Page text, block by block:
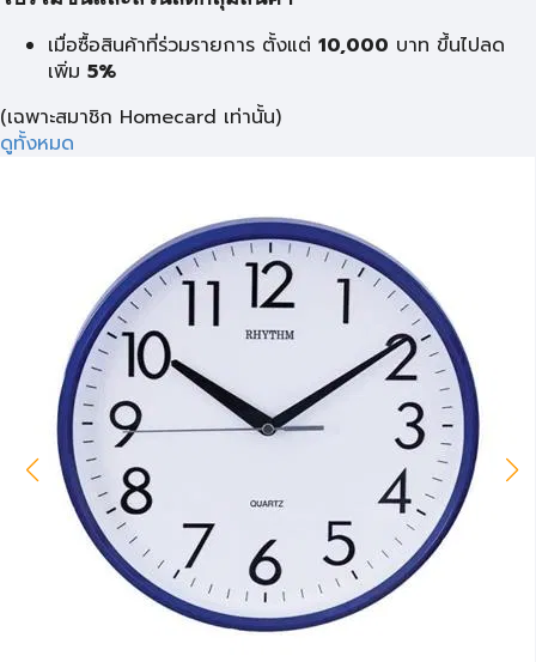
เมื่อซื้อสินค้าที่ร่วมรายการ ตั้งแต่ 10,000 บาท ขึ้นไปลด
เพิ่ม 5%
(เฉพาะสมาชิก Homecard เท่านั้น)
ดูทั้งหมด